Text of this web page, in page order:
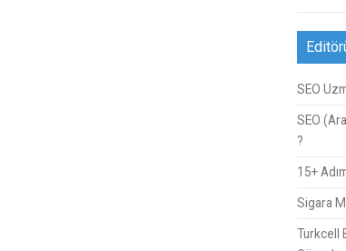
SEO
SEO
?
15+
Sigara
Turkcell